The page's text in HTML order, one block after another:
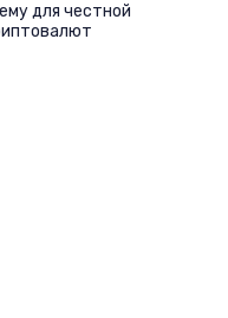
для честной